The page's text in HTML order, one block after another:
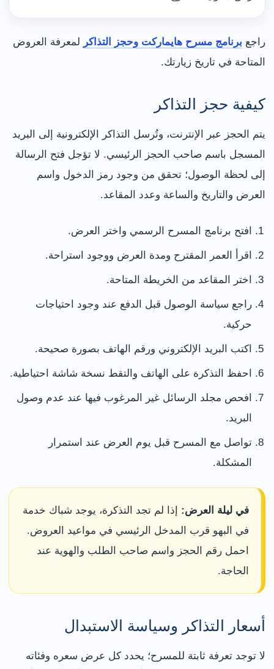
راجع برنامج مسرح هايماركت وحجز التذاكر لمعرفة العروض
المتاحة في تاريخ زيارتك.
كيفية حجز التذاكر
يتم الحجز عبر الإنترنت، وتُرسل التذاكر الإلكترونية إلى البريد
المسجل باسم صاحب الحجز الرئيسي. لا تؤجل فتح الرسالة
إلى لحظة الوصول؛ تحقق من وجود رمز الدخول واسم
العرض والتاريخ والساعة وعدد المقاعد.
افتح برنامج المسرح الرسمي واختر العرض.
اقرأ العمر المقترح ومدة العرض ووجود استراحة.
اختر المقاعد من الخريطة المتاحة.
راجع سياسة الوصول قبل الدفع عند وجود احتياجات
حركية.
اكتب البريد الإلكتروني ورقم الهاتف بصورة صحيحة.
احفظ التذكرة على الهاتف والتقط نسخة شاشة احتياطية.
افحص مجلد الرسائل غير المرغوب فيها عند عدم وصول
البريد.
تواصل مع المسرح قبل يوم العرض عند استمرار
المشكلة.
في ليلة العرض: إذا لم تجد التذكرة، يوجد شباك خدمة
في البهو قرب المدخل الرئيسي في مواعيد العروض.
احمل رقم الحجز واسم صاحب الطلب والهوية عند
الحاجة.
أسعار التذاكر وسياسة الاستبدال
لا توجد تعرفة ثابتة للمسرح؛ يحدد كل عرض سعره وفئاته